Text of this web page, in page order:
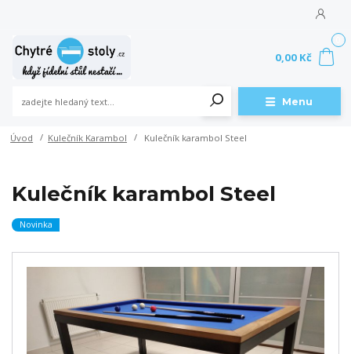
Menu
0,00 Kč
Úvod Kulečník Karambol Kulečník karambol Steel
Kulečník karambol Steel
Novinka